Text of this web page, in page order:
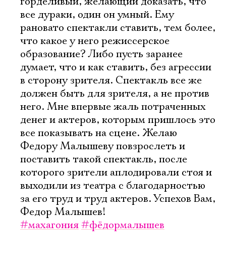
все дураки, один он умный. Ему
рановато спектакли ставить, тем более,
что какое у него режиссерское
образование? Либо пусть заранее
думает, что и как ставить, без агрессии
в сторону зрителя. Спектакль все же
должен быть для зрителя, а не против
него. Мне впервые жаль потраченных
денег и актеров, которым пришлось это
все показывать на сцене. Желаю
Федору Малышеву повзрослеть и
поставить такой спектакль, после
которого зрители аплодировали стоя и
выходили из театра с благодарностью
за его труд и труд актеров. Успехов Вам,
Федор Малышев!
#махагония#фёдормалышев
Электропочта
Имя